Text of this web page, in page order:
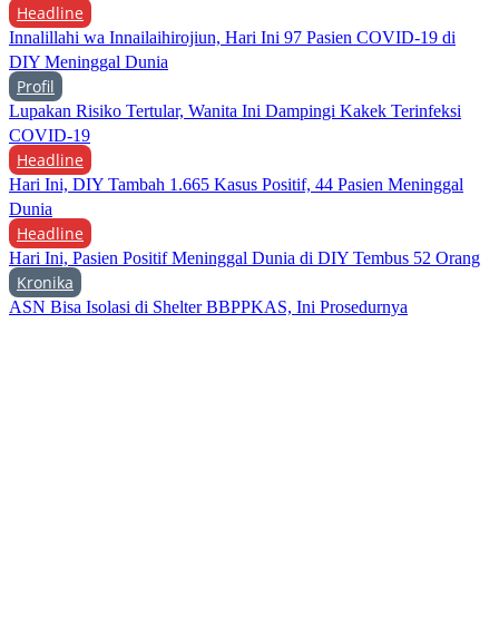
Headline
Innalillahi wa Innailaihirojiun, Hari Ini 97 Pasien COVID-19 di
DIY Meninggal Dunia
Profil
Lupakan Risiko Tertular, Wanita Ini Dampingi Kakek Terinfeksi
COVID-19
Headline
Hari Ini, DIY Tambah 1.665 Kasus Positif, 44 Pasien Meninggal
Dunia
Headline
Hari Ini, Pasien Positif Meninggal Dunia di DIY Tembus 52 Orang
Kronika
ASN Bisa Isolasi di Shelter BBPPKAS, Ini Prosedurnya